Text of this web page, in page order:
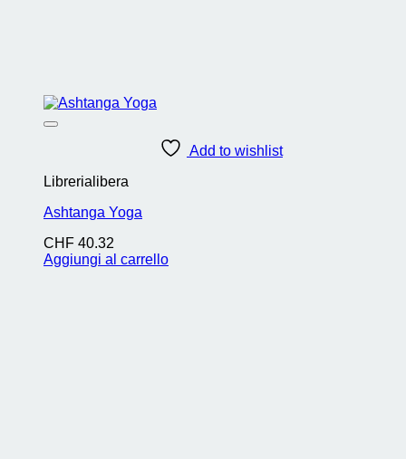
Add to wishlist
Librerialibera
Ashtanga Yoga
CHF 40.32
Aggiungi al carrello